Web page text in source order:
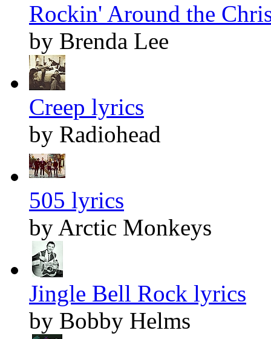
Rockin' Around the
by Brenda Lee
Creep lyrics
by Radiohead
505 lyrics
by Arctic Monkeys
Jingle Bell Rock lyrics
by Bobby Helms